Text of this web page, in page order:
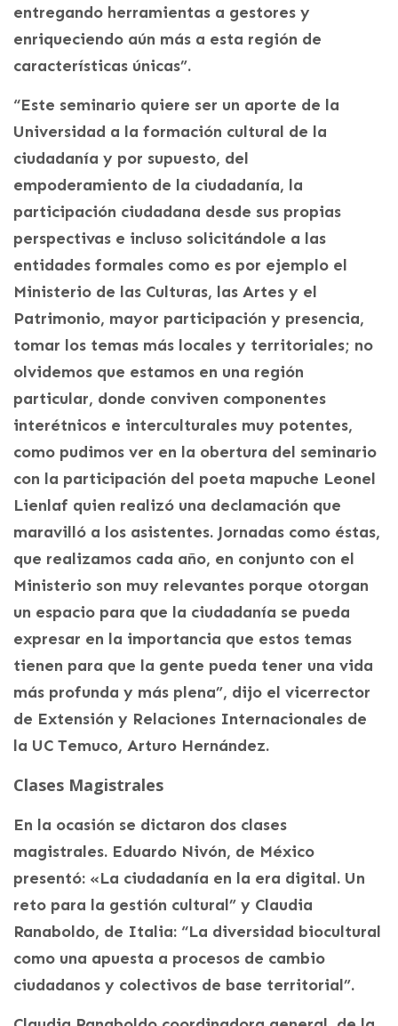
entregando herramientas a gestores y
enriqueciendo aún más a esta región de
características únicas”.
“Este seminario quiere ser un aporte de la
Universidad a la formación cultural de la
ciudadanía y por supuesto, del
empoderamiento de la ciudadanía, la
participación ciudadana desde sus propias
perspectivas e incluso solicitándole a las
entidades formales como es por ejemplo el
Ministerio de las Culturas, las Artes y el
Patrimonio, mayor participación y presencia,
tomar los temas más locales y territoriales; no
olvidemos que estamos en una región
particular, donde conviven componentes
interétnicos e interculturales muy potentes,
como pudimos ver en la obertura del seminario
con la participación del poeta mapuche Leonel
Lienlaf quien realizó una declamación que
maravilló a los asistentes. Jornadas como éstas,
que realizamos cada año, en conjunto con el
Ministerio son muy relevantes porque otorgan
un espacio para que la ciudadanía se pueda
expresar en la importancia que estos temas
tienen para que la gente pueda tener una vida
más profunda y más plena”, dijo el vicerrector
de Extensión y Relaciones Internacionales de
la UC Temuco, Arturo Hernández.
Clases Magistrales
En la ocasión se dictaron dos clases
magistrales. Eduardo Nivón, de México
presentó: «La ciudadanía en la era digital. Un
reto para la gestión cultural” y Claudia
Ranaboldo, de Italia: “La diversidad biocultural
como una apuesta a procesos de cambio
ciudadanos y colectivos de base territorial”.